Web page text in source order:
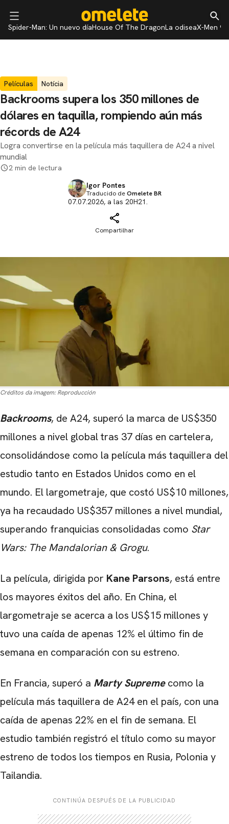
Spider-Man: Un nuevo díaHouse Of The DragonLa odiseaX-Men 97
Películas Notícia
Backrooms supera los 350 millones de
dólares en taquilla, rompiendo aún más
récords de A24
Logra convertirse en la película más taquillera de A24 a nivel
mundial
2 min de lectura
Igor Pontes
Traducido deOmelete BR
07.07.2026, a las 20H21.
Compartilhar
Créditos da imagem: Reproducción
Backrooms, de A24, superó la marca de US$350
millones a nivel global tras 37 días en cartelera,
consolidándose como la película más taquillera del
estudio tanto en Estados Unidos como en el
mundo. El largometraje, que costó US$10 millones,
ya ha recaudado US$357 millones a nivel mundial,
superando franquicias consolidadas como Star
Wars: The Mandalorian & Grogu.
La película, dirigida por Kane Parsons, está entre
los mayores éxitos del año. En China, el
largometraje se acerca a los US$15 millones y
tuvo una caída de apenas 12% el último fin de
semana en comparación con su estreno.
En Francia, superó a Marty Supremecomo la
película más taquillera de A24 en el país, con una
caída de apenas 22% en el fin de semana. El
estudio también registró el título como su mayor
estreno de todos los tiempos en Rusia, Polonia y
Tailandia.
CONTINÚA DESPUÉS DE LA PUBLICIDAD